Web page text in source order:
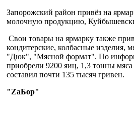
Запорожский район привёз на
молочную продукцию,
Свои товары на ярмарку также
кондитерские, колбасные
"Дюк", "Мясной формат". По
приобрели 9200 яиц, 1,3 тонны
составил почти 135 тысяч гривен.
"ZaБор"